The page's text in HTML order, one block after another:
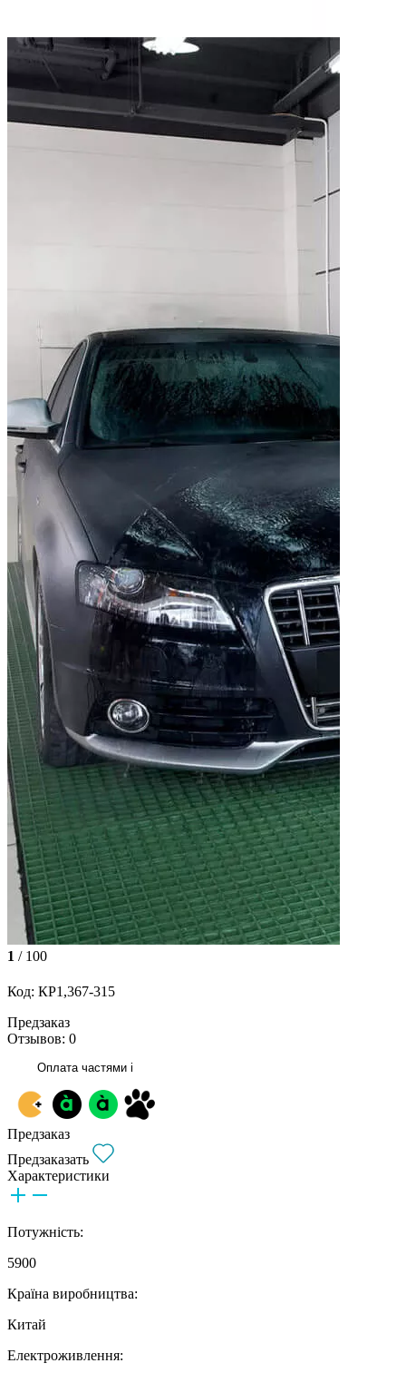
1 / 100
Код: КР1,367-315
Предзаказ
Отзывов: 0
Оплата частями i
Предзаказ
Предзаказать
Характеристики
Потужність:
5900
Країна виробництва:
Китай
Електроживлення: